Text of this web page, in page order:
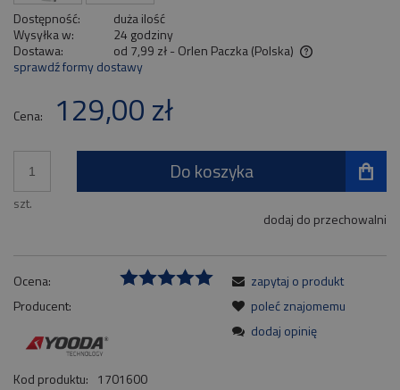
Dostępność:
duża ilość
Wysyłka w:
24 godziny
Dostawa:
od 7,99 zł - Orlen Paczka (Polska)
Cena nie zawiera ewentualnych kosztów płatności
sprawdź formy dostawy
Cena: 129,00 zł
szt.
Do koszyka
dodaj do przechowalni
Ocena:
Producent:
Kod produktu: 1701600
zapytaj o produkt
poleć znajomemu
dodaj opinię